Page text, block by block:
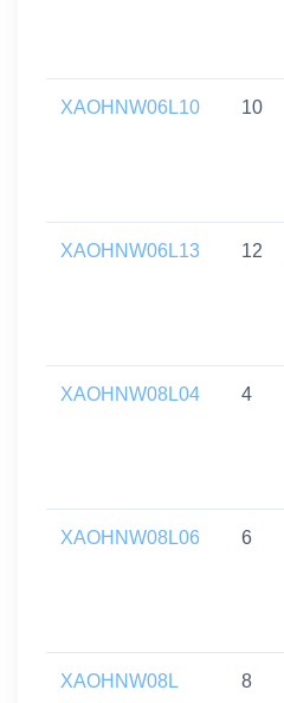
XAOHNW06L10 10
XAOHNW06L13 12
XAOHNW08L04 4
XAOHNW08L06 6
XAOHNW08L 8